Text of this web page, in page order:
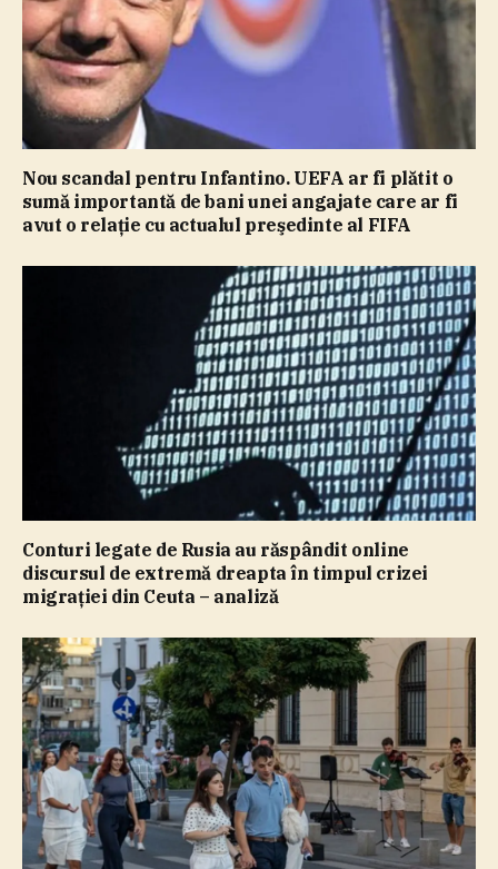
Nou scandal pentru Infantino. UEFA ar fi plătit o
sumă importantă de bani unei angajate care ar fi
avut o relaţie cu actualul preşedinte al FIFA
Conturi legate de Rusia au răspândit online
discursul de extremă dreapta în timpul crizei
migraţiei din Ceuta – analiză